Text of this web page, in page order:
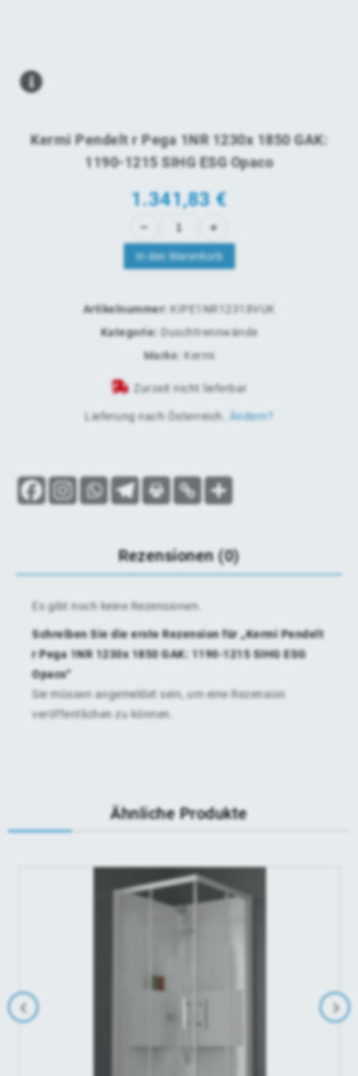
Kermi Pendelt r Pega 1NR 1230x 1850 GAK:
1190-1215 SIHG ESG Opaco
1.341,83€
In den Warenkorb
Artikelnummer: KIPE1NR12318VUK
Kategorie:
Duschtrennwände
Marke: Kermi
Zurzeit nicht lieferbar
Lieferung nach Österreich Ändern?
Rezensionen (0)
Es gibt noch keine Rezensionen.
Schreiben Sie die erste Rezension für „Kermi Pendelt
r Pega 1NR 1230x 1850 GAK: 1190-1215 SIHG ESG
Opaco“
Sie müssen angemeldet sein, um eine Rezension
veröffentlichen zu können.
Ähnliche Produkte